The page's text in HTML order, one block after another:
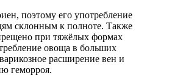
поэтому его употребление
склонным к полноте. Также
при тяжёлых формах
овоща в больших
расширение вен и
геморроя.